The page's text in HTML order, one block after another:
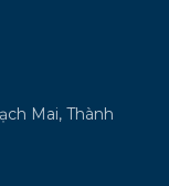
Mai, Thành